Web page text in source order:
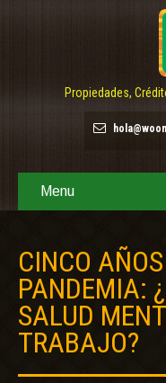
Propiedades,
Menu
CINCO
PANDEMIA:
SALUD
TRABAJO?